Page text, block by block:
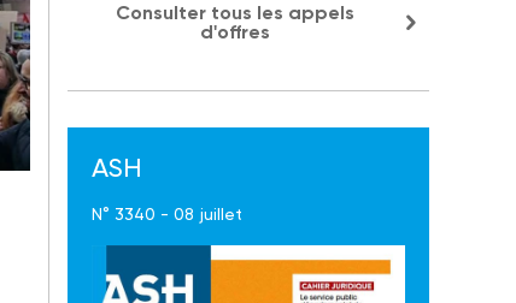
Consulter tous les appels
d'offres
ASH
N° 3340 - 08 juillet